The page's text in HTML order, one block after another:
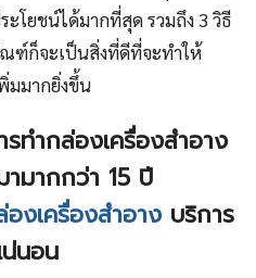
ะโยชน์ได้มากที่สุด รวมถึง 3 วิธี
ฑ์ก็จะเป็นสิ่งที่ดีที่จะทำให้
มมากยิ่งขึ้น
ทำกล่องเครื่องสำอาง
ามากกว่า 15 ปี
งเครื่องสำอาง บริการ
นอน